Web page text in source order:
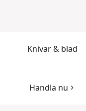
Knivar & blad
Handla nu